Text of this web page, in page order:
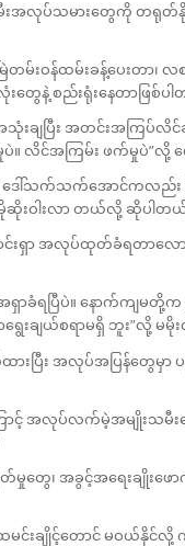
ပ်သမားတွေကို တရုတ်နိုင်
ဝန်ထမ်းခန့်ပေးတာ၊ လ
ေနဲ့ စည်းရုံးနေတာဖြစ်ပါ
းချပြီး အတင်းအကြပ်
ပဲ။ လိင်အကြမ်း ဖက်မှုပဲ”လို့
ေါ်သက်သက်အောင်ကလည်
ဆိုးဝါးလာ တယ်လို့ ဆိုပါတ
င်းရှာ အလုပ်ထုတ်ခံရတာလ
ခံရပြီပဲ။ နောက်ကျမတို့
ျယ်စရာမရှိ ဘူး”လို့ မမိုးဝ
ြီး အလုပ်အပြန်တွေမှာ ပ
အလုပ်လက်မဲ့အမျိုးသမီးတွ
မှုတွေ၊ အခွင့်အရေးချိုးဖ
ထမင်းချိုင့်တောင် မဝယ်